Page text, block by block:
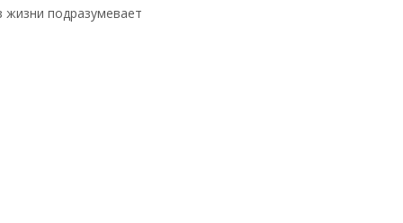
подразумевает